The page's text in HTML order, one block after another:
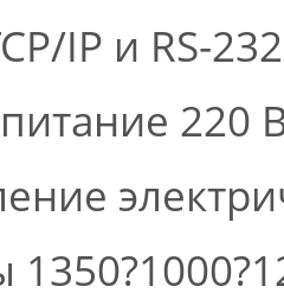
IP и RS-
220